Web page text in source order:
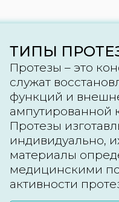
ТИПЫ
Протезы – это
служат
функций и
ампутированной
Протезы
индивидуально,
материалы
медицинскими
активности